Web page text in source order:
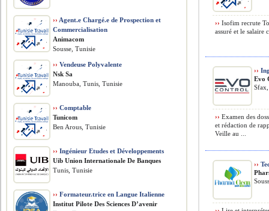
›› Isofim recrute
assuré et le salaire
››
Evo
›› Examen des
et rédaction de
Veille au ...
››
›› Agent.e Chargé.e de Prospection et
Commercialisation
Animacom
Sousse, Tunisie
›› Vendeuse Polyvalente
Nsk Sa
Manouba, Tunis, Tunisie
›› Comptable
Tunicom
Ben Arous, Tunisie
›› Ingénieur Etudes et Développements
Uib Union Internationale De Banques
Tunis, Tunisie
›› Formateur.trice en Langue Italienne
Institut Pilote Des Sciences D’avenir